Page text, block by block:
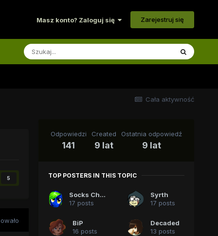
Masz konto? Zaloguj się Zarejestruj się
Cała aktywność
5
Odpowiedzi
141
Created
9 lat
Ostatnia odpowiedź
9 lat
TOP POSTERS IN THIS TOPIC
Socks Chaser
17 posts
Syrth
17 posts
BiP
16 posts
Decaded
13 posts